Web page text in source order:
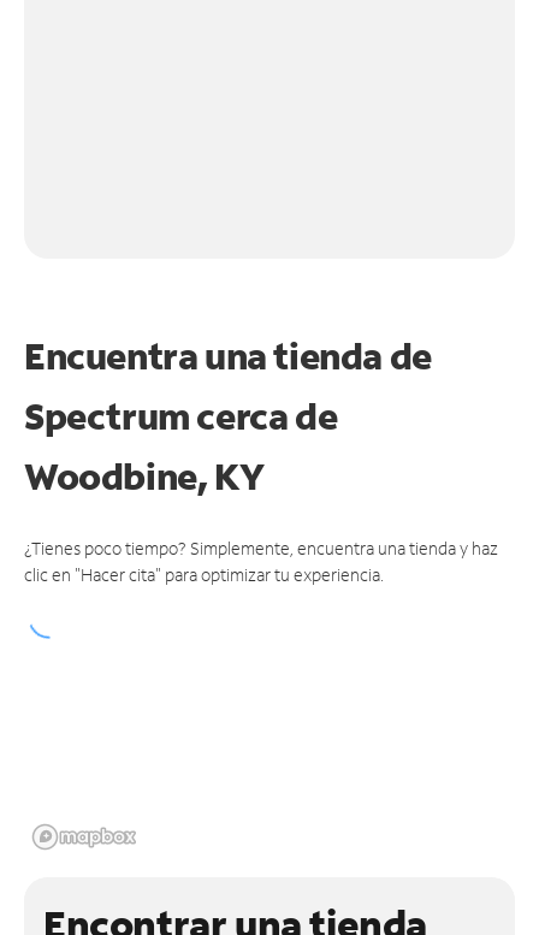
Encuentra una tienda de
Spectrumcerca de
Woodbine, KY
¿Tienes poco tiempo? Simplemente, encuentra una tienda y haz
clic en "Hacer cita" para optimizar tu experiencia.
Encontrar una tienda